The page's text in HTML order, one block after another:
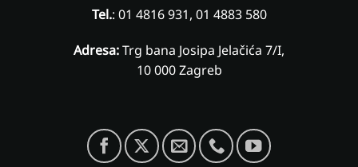
Tel.: 01 4816 931, 01 4883 580
Adresa:Trg bana Josipa Jelačića 7/I,
10 000 Zagreb